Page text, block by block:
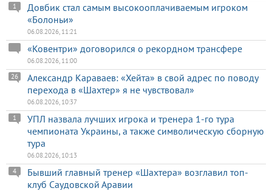
Довбик стал самым высокооплачиваемым игроком
«Болоньи»
1
06.08.2026, 11:21
«Ковентри» договорился о рекордном трансфере
06.08.2026, 11:00
Александр Караваев: «Хейта» в свой адрес по поводу
перехода в «Шахтер» я не чувствовал»
26
06.08.2026, 10:37
УПЛ назвала лучших игрока и тренера 1-го тура
чемпионата Украины, а также символическую сборную
тура
1
06.08.2026, 10:13
Бывший главный тренер «Шахтера» возглавил топ-
клуб Саудовской Аравии
4